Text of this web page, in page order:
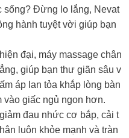
Đừng lo lắng, Nevat
hành tuyệt vời giúp bạn
đại, máy massage chân
giúp bạn thư giãn sâu v
áp lan tỏa khắp lòng bàn
vào giấc ngủ ngon hơn.
đau nhức cơ bắp, cải t
luôn khỏe mạnh và tràn